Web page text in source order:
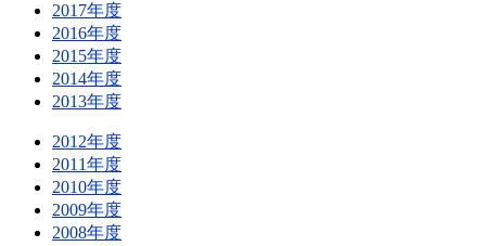
2017年度
2016年度
2015年度
2014年度
2013年度
2012年度
2011年度
2010年度
2009年度
2008年度